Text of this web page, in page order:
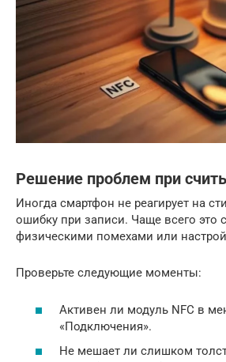
Решение проблем при
Иногда смартфон не реагирует на
ошибку при записи. Чаще всего это
физическими помехами или
Проверьте следующие моменты:
Активен ли модуль NFC в
«Подключения».
Не мешает ли слишком